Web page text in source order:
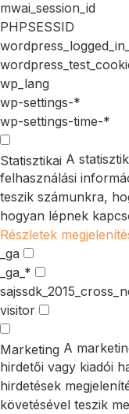
mwai_session_id
PHPSESSID
wp_lang
wp-settings-*
wp-settings-time-*
Statisztikai A
felhasználási
teszik számunkra,
hogyan lépnek
Részletek
_ga
_ga_*
visitor
Marketing A
hirdetői vagy kiadói
hirdetések
követésével teszik